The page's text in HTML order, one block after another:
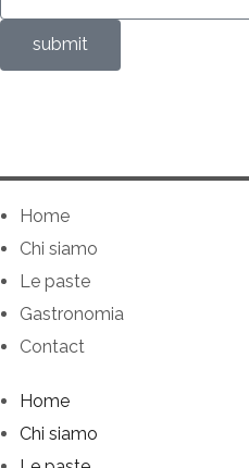
submit
Home
Chi siamo
Le paste
Gastronomia
Contact
Home
Chi siamo